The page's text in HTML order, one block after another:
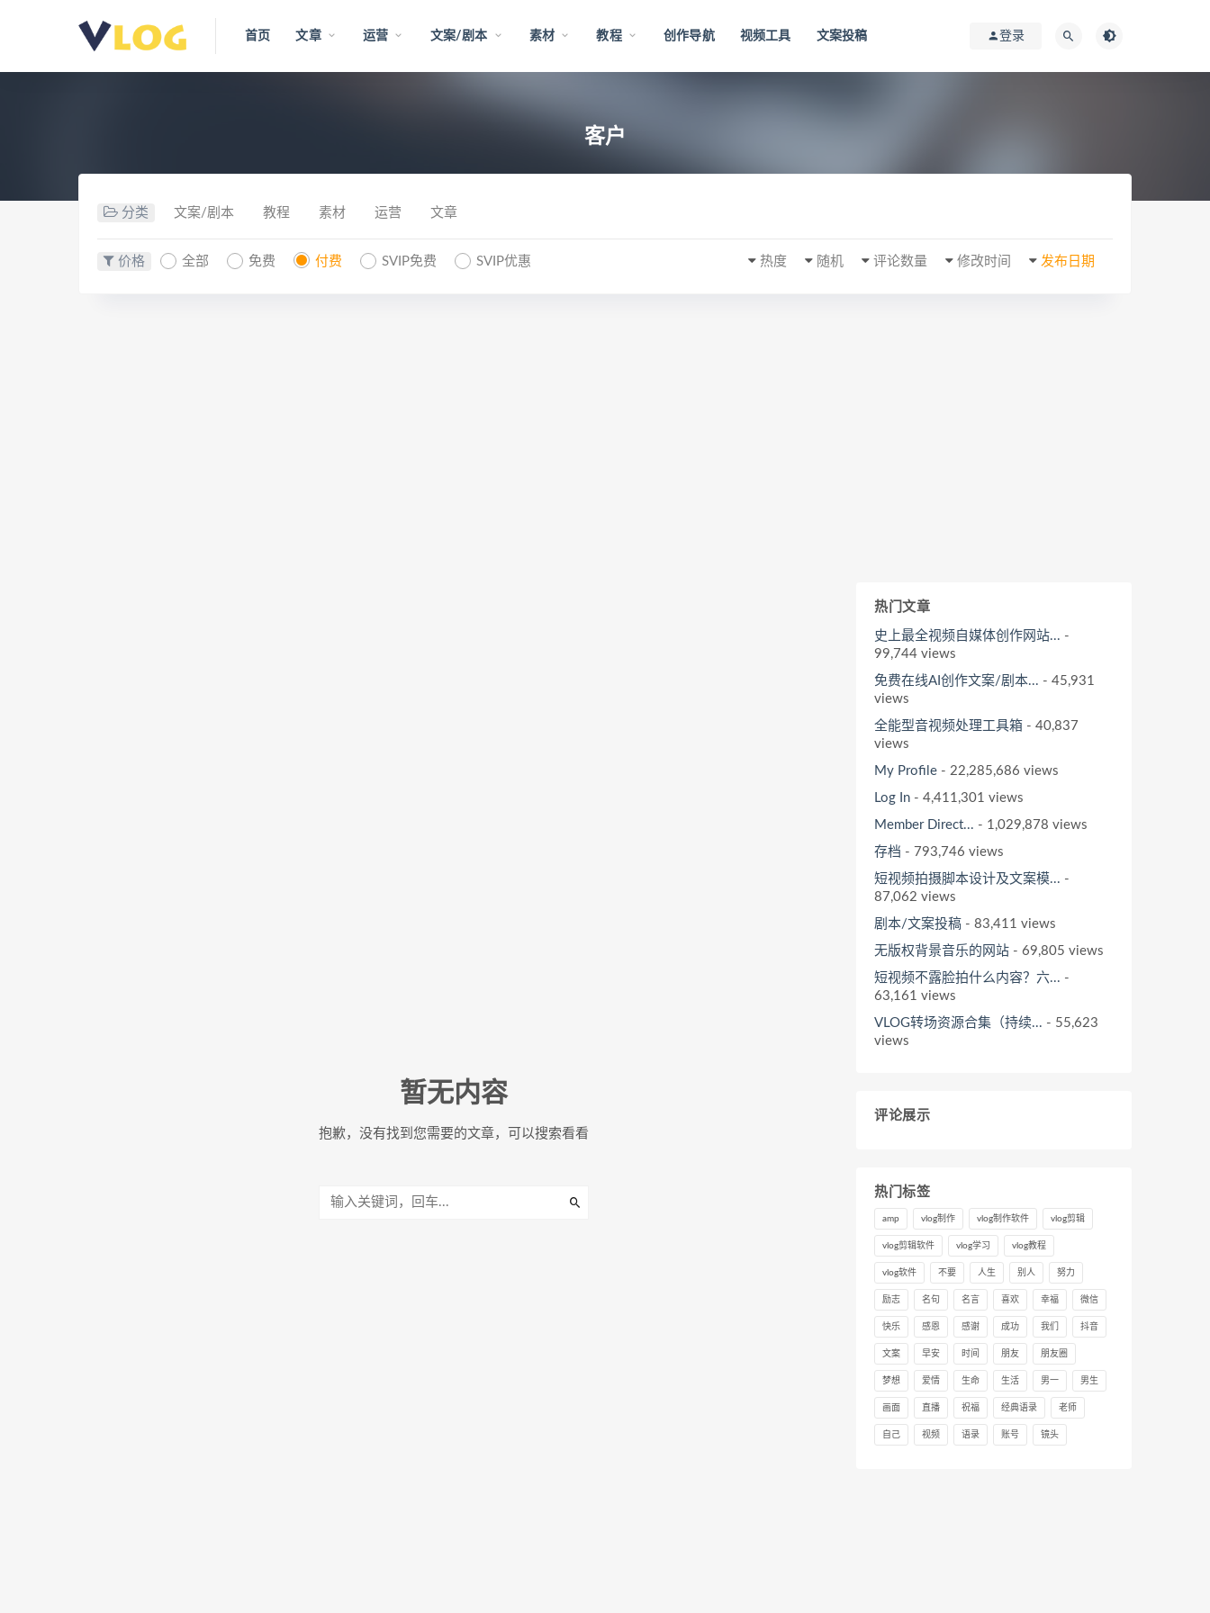
首页 文章 运营 文案/剧本 素材 教程 创作导航 视频工具 文案投稿 登录
客户
分类 文案/剧本 教程 素材 运营 文章
价格 全部 免费 付费 SVIP免费 SVIP优惠 发布日期
修改时间
评论数量
随机
热度
暂无内容
抱歉，没有找到您需要的文章，可以搜索看看
热门文章
史上最全视频自媒体创作网站... -
99,744 views
免费在线AI创作文案/剧本... - 45,931
views
全能型音视频处理工具箱 - 40,837
views
My Profile - 22,285,686 views
Log In - 4,411,301 views
Member Direct... - 1,029,878 views
存档 - 793,746 views
短视频拍摄脚本设计及文案模... -
87,062 views
剧本/文案投稿 - 83,411 views
无版权背景音乐的网站 - 69,805 views
短视频不露脸拍什么内容？六... -
63,161 views
VLOG转场资源合集（持续... - 55,623
views
评论展示
热门标签
amp vlog制作 vlog制作软件 vlog剪辑
vlog剪辑软件 vlog学习 vlog教程
vlog软件 不要 人生 别人 努力
励志 名句 名言 喜欢 幸福 微信
快乐 感恩 感谢 成功 我们 抖音
文案 早安 时间 朋友 朋友圈
梦想 爱情 生命 生活 男一 男生
画面 直播 祝福 经典语录 老师
自己 视频 语录 账号 镜头